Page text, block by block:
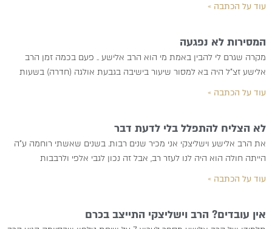
עוד על הכתבה »
המסירות לא נפגעה
מקרה שגרם לי להבין באמת מי הוא הרב אלישע .. פעם בכמה זמן הרב
אלישע זצ”ל היה בא למסור שיעור בישיבה בגבעת אולגה (חדרה) בשעות
עוד על הכתבה »
לא הצליח להתפלל בלי לדעת דבר
את הרב אלישע וישליצקי אני מכיר שנים רבות. בשנים שאשתי רוחמה ע”ה
הייתה חולה הוא היה לנו לעזר רב, אבל זה נכון לגבי אלפי ולרבבות
עוד על הכתבה »
אין עובדים? הרב וישליצקי התייצב בכרם